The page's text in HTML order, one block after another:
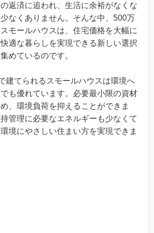
返済に追われ、生活に余裕がなくな
なくありません。そんな中、500万
モールハウスは、住宅価格を大幅に
適な暮らしを実現できる新しい選択
めているのです。
建てられるスモールハウスは環境へ
も優れています。必要最小限の資材
、環境負荷を抑えることができま
管理に必要なエネルギーも少なくて
境にやさしい住まい方を実現できま